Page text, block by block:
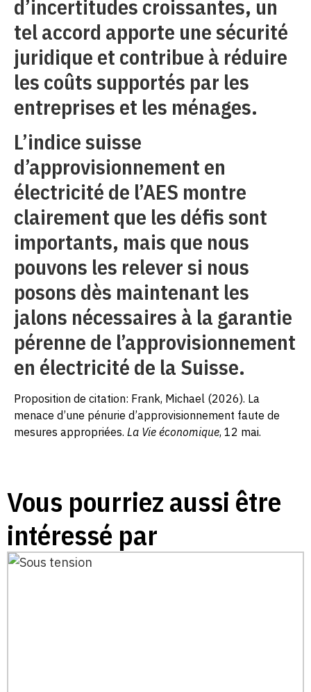
d’incertitudes croissantes, un
tel accord apporte une sécurité
juridique et contribue à réduire
les coûts supportés par les
entreprises et les ménages.
L’indice suisse
d’approvisionnement en
électricité de l’AES montre
clairement que les défis sont
importants, mais que nous
pouvons les relever si nous
posons dès maintenant les
jalons nécessaires à la garantie
pérenne de l’approvisionnement
en électricité de la Suisse.
Proposition de citation: Frank, Michael (2026). La
menace d’une pénurie d’approvisionnement faute de
mesures appropriées. La Vie économique, 12 mai.
Vous pourriez aussi être
intéressé par